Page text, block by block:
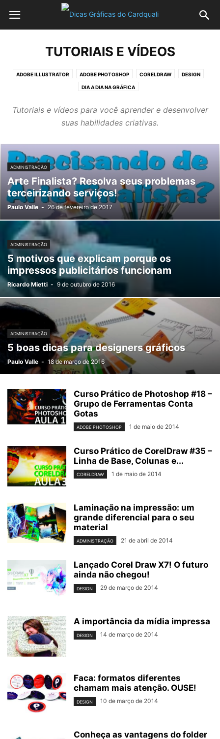
TUTORIAIS E VÍDEOS
ADOBE ILLUSTRATOR ADOBE PHOTOSHOP CORELDRAW DESIGN
DIA A DIA NA GRÁFICA
Tutoriais e vídeos para você aprender e desenvolver
suas habilidades criativas.
ADMINISTRAÇÃO
Arte Finalista? Resolva seus problemas
terceirizando serviços!
Paulo Valle - 26 de fevereiro de 2017
ADMINISTRAÇÃO
5 motivos que explicam porque os
impressos publicitários funcionam
Ricardo Mietti - 9 de outubro de 2016
ADMINISTRAÇÃO
5 boas dicas para designers gráficos
Paulo Valle - 18 de março de 2016
Curso Prático de Photoshop #18 –
Grupo de Ferramentas Conta
Gotas
ADOBE PHOTOSHOP 1 de maio de 2014
Curso Prático de CorelDraw #35 –
Linha de Base, Colunas e...
CORELDRAW 1 de maio de 2014
Laminação na impressão: um
grande diferencial para o seu
material
ADMINISTRAÇÃO 21 de abril de 2014
Lançado Corel Draw X7! O futuro
ainda não chegou!
DESIGN 29 de março de 2014
A importância da mídia impressa
DESIGN 14 de março de 2014
Faca: formatos diferentes
chamam mais atenção. OUSE!
DESIGN 10 de março de 2014
Conheça as vantagens do folder